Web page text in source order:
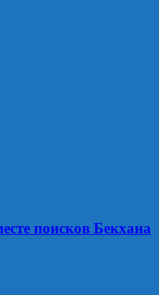
поисков Бекхана